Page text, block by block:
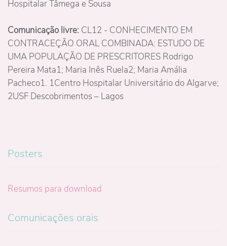
Hospitalar Tâmega e Sousa
Comunicação livre: CL12 - CONHECIMENTO EM
CONTRACEÇÃO ORAL COMBINADA: ESTUDO DE
UMA POPULAÇÃO DE PRESCRITORES Rodrigo
Pereira Mata1; Maria Inês Ruela2; Maria Amália
Pacheco1. 1Centro Hospitalar Universitário do Algarve;
2USF Descobrimentos – Lagos
Posters
Resumos para download
Comunicações orais